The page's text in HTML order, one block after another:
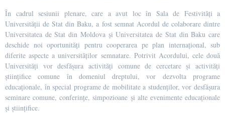
În cadrul sesiunii plenare, care a avut loc în Sala de Festivități a
Universității de Stat din Baku, a fost semnat Acordul de colaborare dintre
Universitatea de Stat din Moldova și Universitatea de Stat din Baku care
deschide noi oportunități pentru cooperarea pe plan internațional, sub
diferite aspecte a universităților semnatare. Potrivit Acordului, cele două
Universități vor desfășura activități comune de cercetare și activități
științifice comune în domeniul dreptului, vor dezvolta programe
educaționale, în special programe de mobilitate a studenților, vor desfășura
seminare comune, conferințe, simpozioane și alte evenimente educaționale
și științifice.